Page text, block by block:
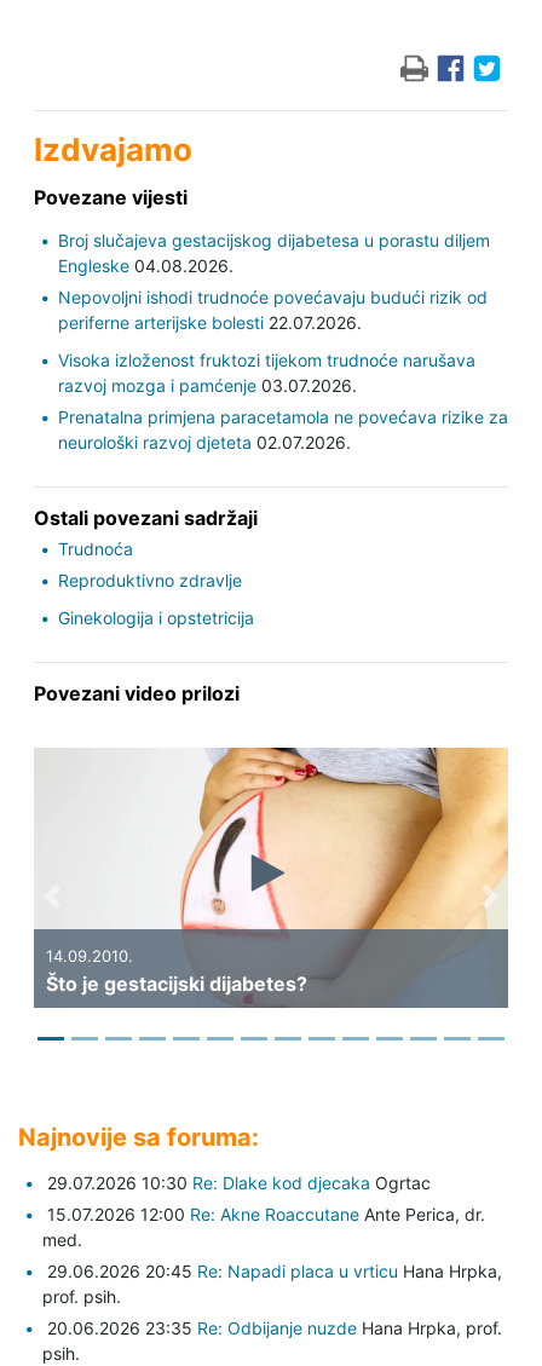
Izdvajamo
Povezane vijesti
Broj slučajeva gestacijskog dijabetesa u porastu diljem
Engleske04.08.2026.
Nepovoljni ishodi trudnoće povećavaju budući rizik od
periferne arterijske bolesti22.07.2026.
Visoka izloženost fruktozi tijekom trudnoće narušava
razvoj mozga i pamćenje03.07.2026.
Prenatalna primjena paracetamola ne povećava rizike za
neurološki razvoj djeteta 02.07.2026.
Ostali povezani sadržaji
Trudnoća
Reproduktivno zdravlje
Ginekologija i opstetricija
Povezani video prilozi
14.09.2010.
Što je gestacijski dijabetes?
Najnovije sa foruma:
29.07.2026 10:30 Re: Dlake kod djecaka Ogrtac
15.07.2026 12:00 Re: Akne Roaccutane Ante Perica, dr.
med.
29.06.2026 20:45 Re: Napadi placa u vrticu Hana Hrpka,
prof. psih.
20.06.2026 23:35 Re: Odbijanje nuzde Hana Hrpka, prof.
psih.